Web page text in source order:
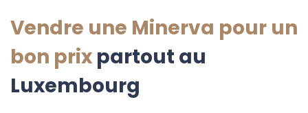
Vendre une Minerva pour un
bon prix partout au
Luxembourg